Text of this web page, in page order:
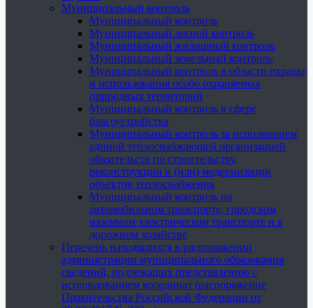
Муниципальный контроль
Муниципальный контроль
Муниципальный лесной контроль
Муниципальный жилищный контроль
Муниципальный земельный контроль
Муниципальный контроль в области охраны
и использования особо охраняемых
природных территорий
Муниципальный контроль в сфере
благоустройства
Муниципальный контроль за исполнением
единой теплоснабжающей организацией
обязательств по строительству,
реконструкции и (или) модернизации
объектов теплоснабжения
Муниципальный контроль на
автомобильном транспорте, городском
наземном электрическом транспорте и в
дорожном хозяйстве
Перечень находящихся в распоряжении
администрации муниципального образования
сведений, подлежащих представлению с
использованием координат (распоряжение
Правительства Российской Федерации от